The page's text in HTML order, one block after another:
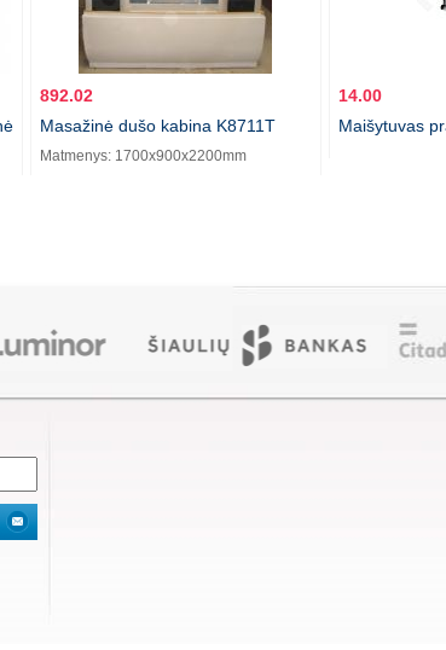
892.02
Masažinė dušo kabina K8711T
Matmenys: 1700x900x2200mm
14.00
Maišytuvas